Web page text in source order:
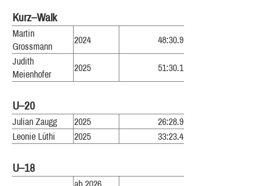
Kurz–Walk
Martin
Grossmann
2024
48:30.9
Judith
Meienhofer
2025 51:30.1
U–20
Julian Zaugg 2025
26:28.9
Leonie Lüthi
2025 33:23.4
U–18
ab 2026